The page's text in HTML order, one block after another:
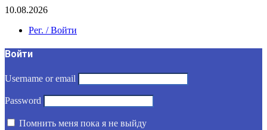
10.08.2026
Рег. / Войти
Войти
Username or email
Password
Помнить меня пока я не выйду